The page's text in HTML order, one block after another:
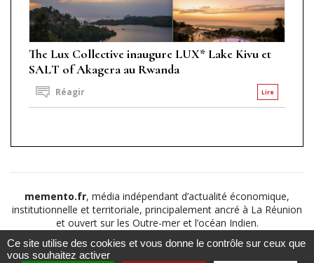
The Lux Collective inaugure LUX* Lake Kivu et
SALT of Akagera au Rwanda
Lire
Réagir
memento.fr, média indépendant d’actualité économique,
institutionnelle et territoriale, principalement ancré à La Réunion
et ouvert sur les Outre-mer et l’océan Indien.
©2026
Suivez nous sur Notice légale
Ce site utilise des cookies et vous donne le contrôle sur ceux que
vous souhaitez activer